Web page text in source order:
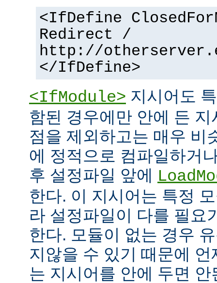
<IfDefine
Redirect /
http://
</IfDefine>
<IfModule> 지시어도
함된 경우에만 안에 든
점을 제외하고는 매우 비
에 정적으로 컴파일하거
후 설정파일 앞에
한다. 이 지시어는 특정
라 설정파일이 다를 필요
한다. 모듈이 없는 경우
지않을 수 있기 때문에
는 지시어를 안에 두면 안